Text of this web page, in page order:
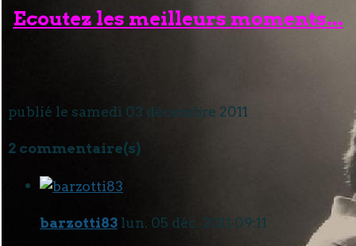
Ecoutez les meilleurs moments...
publié le samedi 03 décembre 2011
2 commentaire(s)
barzotti83 lun. 05 déc. 2011 09:11